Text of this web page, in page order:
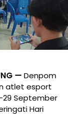
— Denpom
atlet esport
29 September
Hari